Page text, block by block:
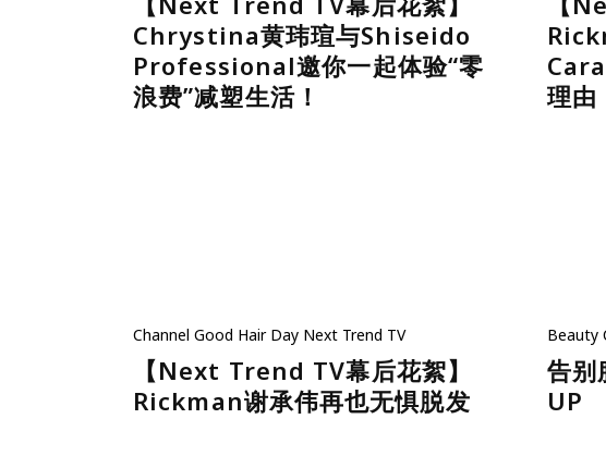
Chrystina黄玮瑄与Shiseido
Professional邀你一起体验“零
浪费”减塑生活！
理由
Channel Good Hair Day Next Trend TV
【Next Trend TV幕后花絮】
Rickman谢承伟再也无惧脱发
Beauty
告别
UP